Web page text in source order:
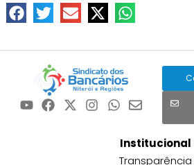
Institucional
Transparência